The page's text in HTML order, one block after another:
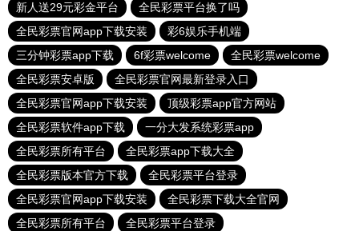
新人送29元彩金平台
全民彩票平台换了吗
全民彩票官网app下载安装
彩6娱乐手机端
三分钟彩票app下载
6f彩票welcome
全民彩票welcome
全民彩票安卓版
全民彩票官网最新登录入口
全民彩票官网app下载安装
顶级彩票app官方网站
全民彩票软件app下载
一分大发系统彩票app
全民彩票所有平台
全民彩票app下载大全
全民彩票版本官方下载
全民彩票平台登录
全民彩票官网app下载安装
全民彩票下载大全官网
全民彩票所有平台
全民彩票平台登录